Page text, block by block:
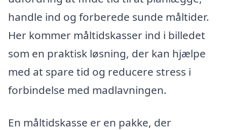
handle ind og forberede sunde måltider.
Her kommer måltidskasser ind i billedet
som en praktisk løsning, der kan hjælpe
med at spare tid og reducere stress i
forbindelse med madlavningen.
En måltidskasse er en pakke, der